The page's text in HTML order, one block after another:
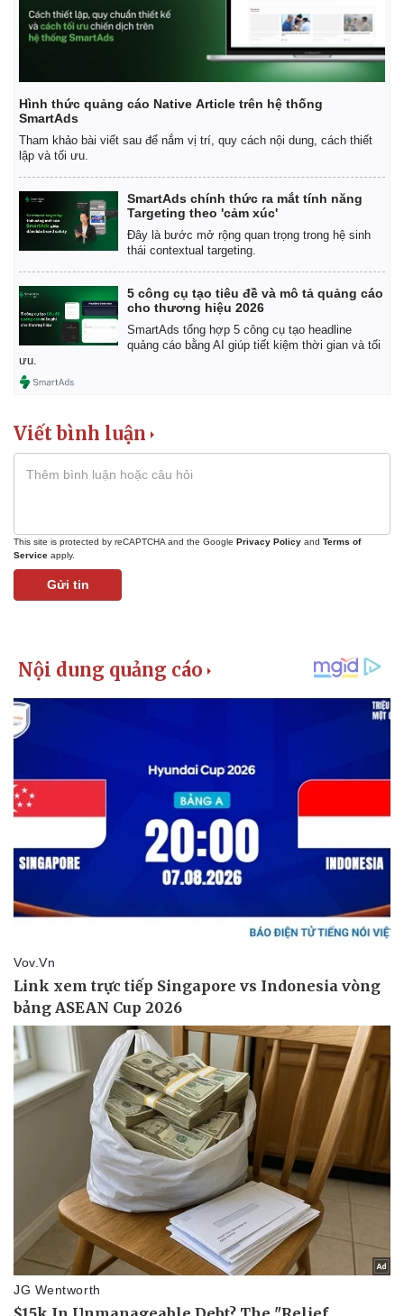
Kinh tế
Bất động sản
Khởi nghiệp
Thị trường
Tiêu dùng
Tỷ giá
Giá cà phê
Hình thức quảng cáo Native Article trên hệ thống
SmartAds
Tham khảo bài viết sau để nắm vị trí, quy cách nội dung, cách thiết
lập và tối ưu.
SmartAds chính thức ra mắt tính năng
Targeting theo 'cảm xúc'
Đây là bước mở rộng quan trọng trong hệ sinh
thái contextual targeting.
5 công cụ tạo tiêu đề và mô tả quảng cáo
cho thương hiệu 2026
SmartAds tổng hợp 5 công cụ tạo headline
quảng cáo bằng AI giúp tiết kiệm thời gian và tối
ưu.
Viết bình luận
This site is protected by reCAPTCHA and the Google Privacy Policy and Terms of
Service apply.
Gửi tin